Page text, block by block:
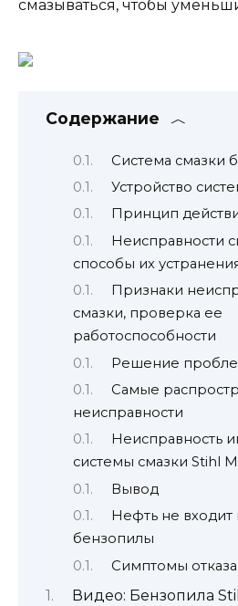
смазываться, чтобы
Содержание
Система смазки
Устройство
Принцип
Неисправности
способы их
Признаки
смазки, проверка ее
работоспособности
Решение
Самые
неисправности
Неисправность
системы смазки Stihl
Вывод
Нефть не входит
бензопилы
Симптомы
Видео: Бензопила